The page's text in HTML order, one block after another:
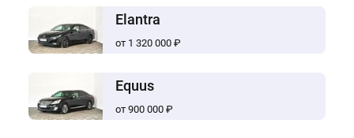
Elantra
от 1 320 000 ₽
Equus
от 900 000 ₽